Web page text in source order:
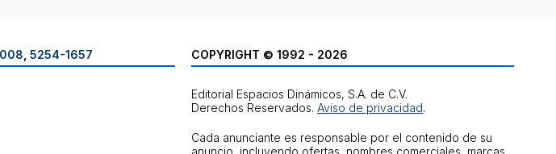
5254-1657 COPYRIGHT © 1992 - 2026
Editorial Espacios Dinámicos, S.A. de C.V.
Derechos Reservados. Aviso de privacidad.
Cada anunciante es responsable por el contenido de su
anuncio, incluyendo ofertas, nombres comerciales, marcas